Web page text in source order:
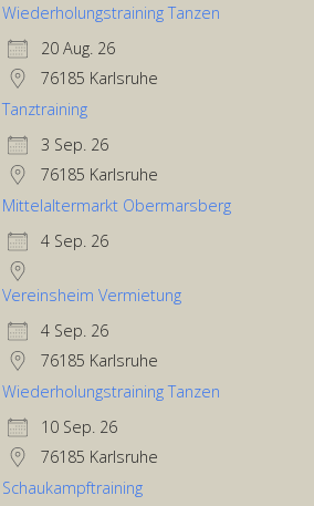
Wiederholungstraining Tanzen
20 Aug. 26
76185 Karlsruhe
Tanztraining
3 Sep. 26
76185 Karlsruhe
Mittelaltermarkt Obermarsberg
4 Sep. 26
Vereinsheim Vermietung
4 Sep. 26
76185 Karlsruhe
Wiederholungstraining Tanzen
10 Sep. 26
76185 Karlsruhe
Schaukampftraining